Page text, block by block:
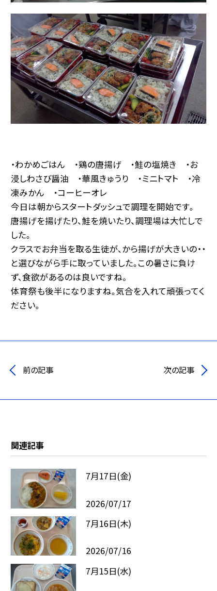
・わかめごはん ・鶏の唐揚げ ・鮭の塩焼き ・お
浸しわさび醤油 ・華風きゅうり ・ミニトマト ・冷
凍みかん ・コーヒーオレ
今日は朝からスタートダッシュで調理を開始です。
唐揚げを揚げたり、鮭を焼いたり、調理場は大忙しで
した。
クラスでお弁当を取る生徒が、から揚げが大きいの・・
と選びながら手に取っていました。この暑さに負け
ず、食欲があるのは良いですね。
体育祭も後半になりますね。気合を入れて頑張ってく
ださい。
前の記事 次の記事
関連記事
7月17日(金)
2026/07/17
7月16日(木)
2026/07/16
7月15日(水)